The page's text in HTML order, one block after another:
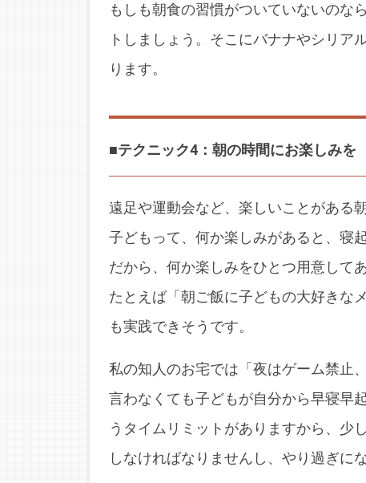
もしも朝食の習慣がついていないのな
トしましょう。そこにバナナやシリア
ります。
■テクニック4：朝の時間にお楽しみを
遠足や運動会など、楽しいことがある
子どもって、何か楽しみがあると、寝
だから、何か楽しみをひとつ用意して
たとえば「朝ご飯に子どもの大好きな
も実践できそうです。
私の知人のお宅では「夜はゲーム禁止
言わなくても子どもが自分から早寝早
うタイムリミットがありますから、少
しなければなりませんし、やり過ぎに